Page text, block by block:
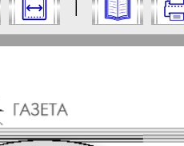
|
год. Выберите
4
Отправить
Все pro все